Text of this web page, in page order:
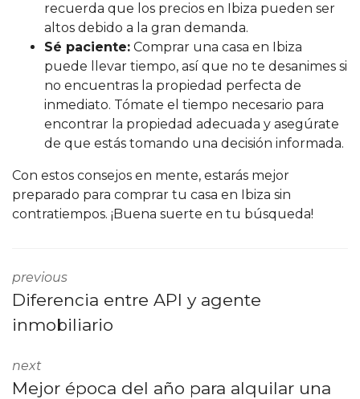
recuerda que los precios en Ibiza pueden ser
altos debido a la gran demanda.
Sé paciente: Comprar una casa en Ibiza
puede llevar tiempo, así que no te desanimes si
no encuentras la propiedad perfecta de
inmediato. Tómate el tiempo necesario para
encontrar la propiedad adecuada y asegúrate
de que estás tomando una decisión informada.
Con estos consejos en mente, estarás mejor
preparado para comprar tu casa en Ibiza sin
contratiempos. ¡Buena suerte en tu búsqueda!
previous
Diferencia entre API y agente
inmobiliario
next
Mejor época del año para alquilar una